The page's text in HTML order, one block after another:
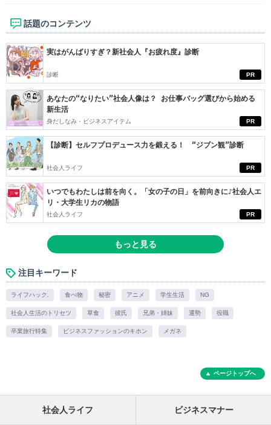
話題のコンテンツ
PR
実はがんばりすぎ？新社会人『お疲れ度』診断
診断
PR
あなたの“なりたい”社会人像は？ お仕事バッグ選びから始める
新生活
身だしなみ・ビジネスアイテム
PR
【診断】セルフプロデュース力を鍛える！ “ジブン観”診断
社会人ライフ
PR
いつでもわたしは前を向く。「女の子の日」を前向きに♪社会人エ
リ・大学生リカの物語
社会人ライフ
もっと見る
注目キーワード
ライフハック. 食べ物 秘密 アニメ 学生生活 NG
社会人生活のトリセツ 草食 彼氏 兄弟・姉妹 運勢 役職
卒業旅行特集 ビジネスファッションのキホン メガネ
ページトップへ
社会人ライフ ビジネスマナー